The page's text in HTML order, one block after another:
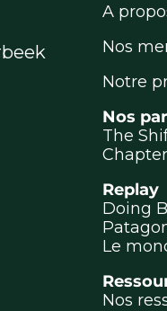
A
Nos
Notre
Nos
The
Replay
Doing
Le
Nos